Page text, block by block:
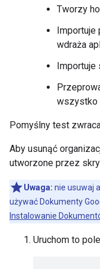
Tworzy
Importuje
wdraża
Importuje
wszystko
Pomyślny test
Aby usunąć
utworzone przez
Uwaga: nie usuwaj
używać Dokumenty
Instalowanie
Uruchom to